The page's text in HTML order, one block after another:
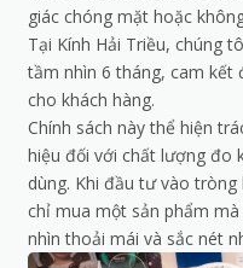
giác chóng mặt hoặc
Tại Kính Hải Triều, chúng
tầm nhìn 6 tháng, cam kết
cho khách hàng.
Chính sách này thể hiện
hiệu đối với chất lượng đo
dùng. Khi đầu tư vào
chỉ mua một sản phẩm
nhìn thoải mái và sắc nét